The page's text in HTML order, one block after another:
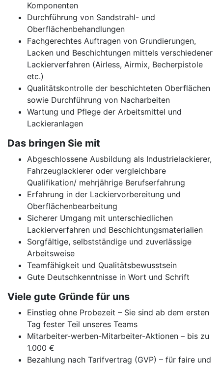
Komponenten
Durchführung von Sandstrahl- und
Oberflächenbehandlungen
Fachgerechtes Auftragen von Grundierungen,
Lacken und Beschichtungen mittels verschiedener
Lackierverfahren (Airless, Airmix, Becherpistole
etc.)
Qualitätskontrolle der beschichteten Oberflächen
sowie Durchführung von Nacharbeiten
Wartung und Pflege der Arbeitsmittel und
Lackieranlagen
Das bringen Sie mit
Abgeschlossene Ausbildung als Industrielackierer,
Fahrzeuglackierer oder vergleichbare
Qualifikation/ mehrjährige Berufserfahrung
Erfahrung in der Lackiervorbereitung und
Oberflächenbearbeitung
Sicherer Umgang mit unterschiedlichen
Lackierverfahren und Beschichtungsmaterialien
Sorgfältige, selbstständige und zuverlässige
Arbeitsweise
Teamfähigkeit und Qualitätsbewusstsein
Gute Deutschkenntnisse in Wort und Schrift
Viele gute Gründe für uns
Einstieg ohne Probezeit – Sie sind ab dem ersten
Tag fester Teil unseres Teams
Mitarbeiter-werben-Mitarbeiter-Aktionen – bis zu
1.000 €
Bezahlung nach Tarifvertrag (GVP) – für faire und